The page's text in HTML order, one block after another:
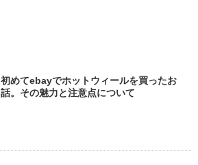
初めてebayでホットウィールを買ったお
話。その魅力と注意点について